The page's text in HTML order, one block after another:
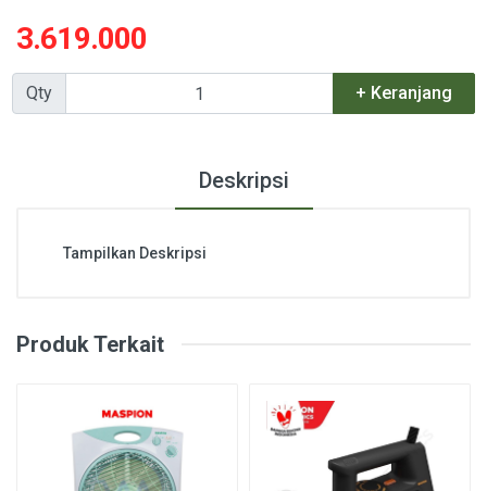
3.619.000
Qty + Keranjang
Deskripsi
Tampilkan Deskripsi
Produk Terkait